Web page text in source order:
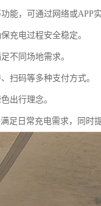
能，可通过网络或APP
充电过程安全稳定。
不同场地需求。
扫码等多种支付方式。
出行理念。
足日常充电需求，同时